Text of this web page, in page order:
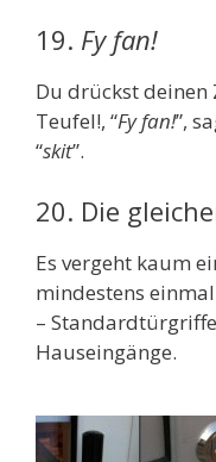
19. Fy fan!
Du drückst
Teufel!, “Fy fan!”,
“skit”.
20. Die
Es vergeht kaum
mindestens
–
Hauseingänge.